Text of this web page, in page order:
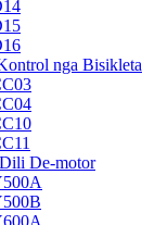
nga Bisikleta
De-motor